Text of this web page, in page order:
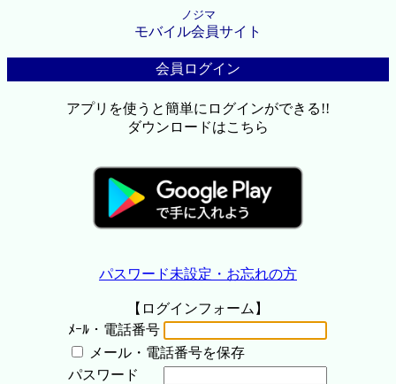
ノジマ
モバイル会員サイト
会員ログイン
アプリを使うと簡単にログインができる!!
ダウンロードはこちら
パスワード未設定・お忘れの方
【ログインフォーム】
ﾒｰﾙ・電話番号
メール・電話番号を保存
パスワード